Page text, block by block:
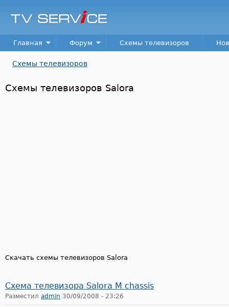
TV
Service
Main menu
Главная Форум Схемы телевизоров
Схемы телевизоров
Схемы телевизоров Salora
Скачать схемы телевизоров Salora
Схема телевизора Salora M chassis
Разместил admin 30/09/2008 - 23:26